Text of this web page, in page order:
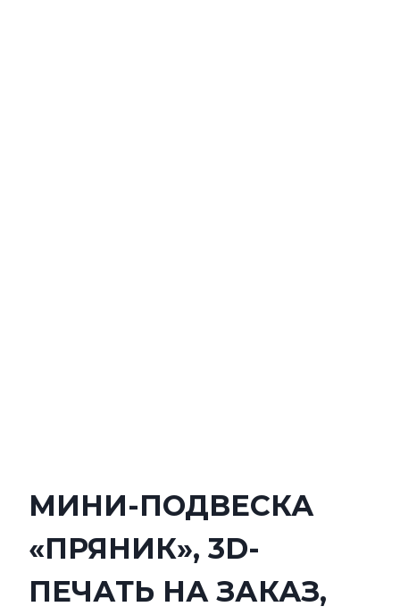
МИНИ-ПОДВЕСКА
«ПРЯНИК», 3D-
ПЕЧАТЬ НА ЗАКАЗ,